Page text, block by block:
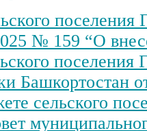
поселения
№ 159 “О
поселения
Башкортостан
сельского